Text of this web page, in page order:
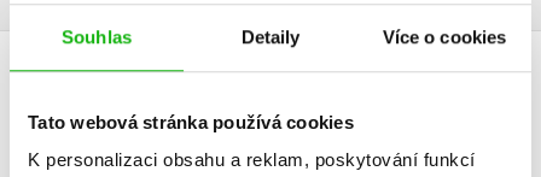
Souhlas Detaily Více o cookies
Tato webová stránka používá cookies
K personalizaci obsahu a reklam, poskytování funkcí